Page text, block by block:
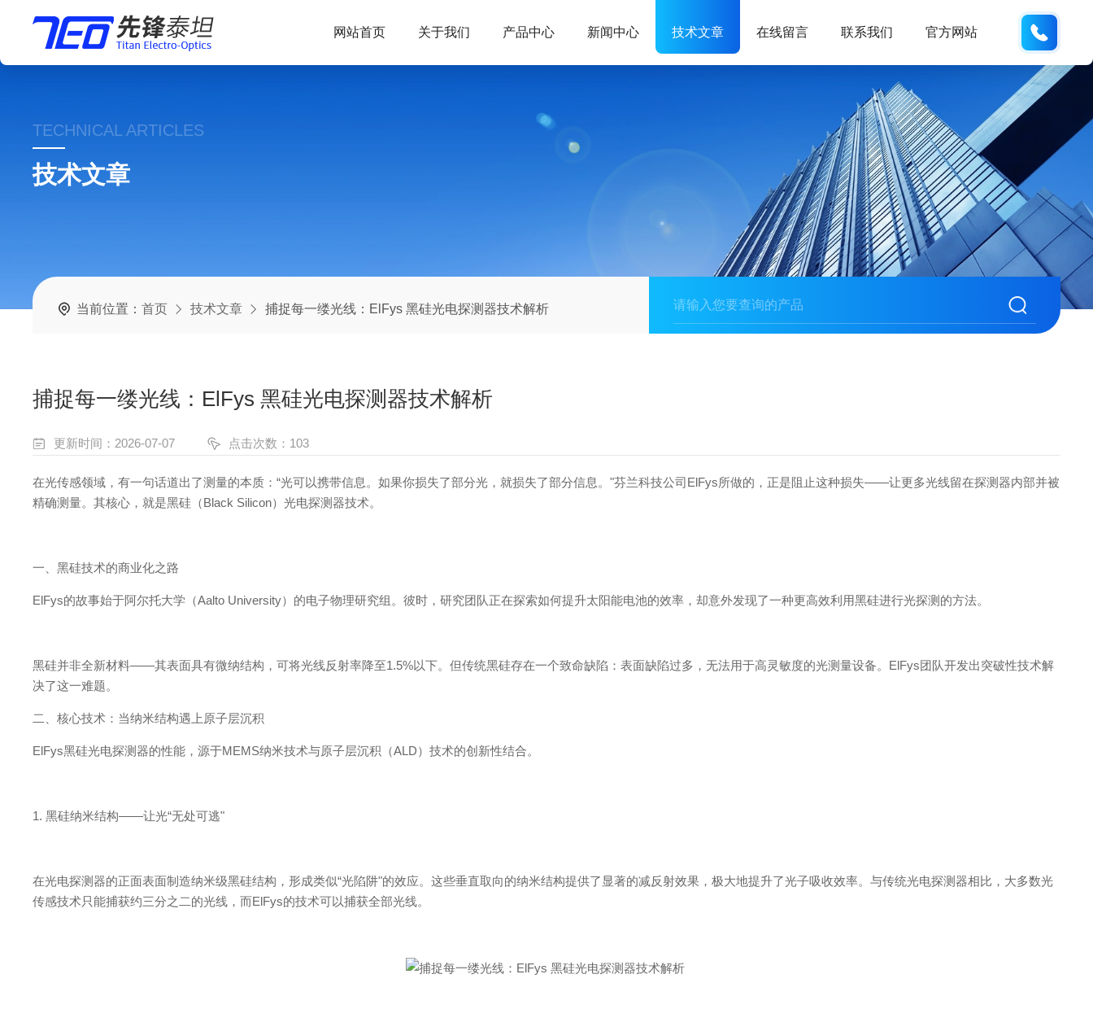
网站首页 关于我们 产品中心 新闻中心 技术文章 在线留言 联系我们 官方网站
TECHNICAL ARTICLES
技术文章
当前位置：首页 技术文章 捕捉每一缕光线：ElFys 黑硅光电探测器技术解析
捕捉每一缕光线：ElFys 黑硅光电探测器技术解析
更新时间：2026-07-07 点击次数：103
在光传感领域，有一句话道出了测量的本质 ：“光可以携带信息。如果你损失了部分光，就损失了部分信息 。"芬兰科技公司ElFys所做的，正是阻止这种损失——让更多光线留在探测器内部并被
精确测量。其核心，就是黑硅 （Black Silicon）光电探测器技术。
一、黑硅技术的商业化之路
ElFys的故事始于阿尔托大学 （Aalto University）的电子物理研究组。彼时，研究团队正在探索如何提升太阳能电池的效率，却意外发现了一种更高效利用黑硅进行光探测的方法。
黑硅并非全新材料——其表面具有微纳结构，可将光线反射率降至1.5%以下。但传统黑硅存在一个致命缺陷：表面缺陷过多，无法用于高灵敏度的光测量设备。 ElFys团队开发出突破性技术解
决了这一难题。
二、核心技术：当纳米结构遇上原子层沉积
ElFys黑硅光电探测器的性能，源于MEMS纳米技术与原子层沉积 （AL D）技术的创新性结合。
1. 黑硅纳米结构——让光“无处可逃"
在光电探测器的正面表面制造纳米级黑硅结构，形成类似“光陷阱"的效应。这些垂直取向的纳米结构提供了显著的减反射效果，极大地提升了光子吸收效率。与传统光电探测器相比，大多数光
传感技术只能捕获约三分之二的光线，而ElFys的技术可以捕获全部光线。